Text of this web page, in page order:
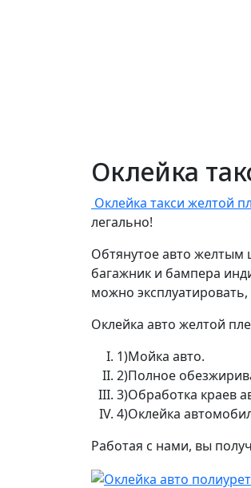
Оклейка
Оклейка такси желтой
легально!
Обтянутое авто желтым
багажник и бампера
можно
Оклейка авто желтой
1)Мойка авто.
2)Полное
3)Обработка краев
4)Оклейка
Работая с нами, вы